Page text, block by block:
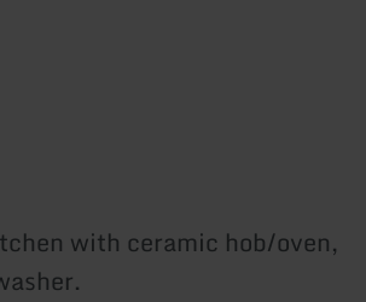
with ceramic hob/oven,